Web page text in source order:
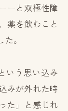
ーと双極性障
薬を飲むこと
。
いう思い込み
みが外れた時
た」と感じれ